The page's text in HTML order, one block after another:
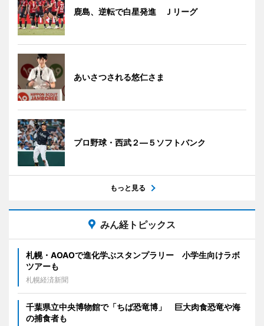
鹿島、逆転で白星発進 Ｊリーグ
あいさつされる悠仁さま
プロ野球・西武２―５ソフトバンク
もっと見る
みん経トピックス
札幌・AOAOで進化学ぶスタンプラリー 小学生向けラボ
ツアーも
札幌経済新聞
千葉県立中央博物館で「ちば恐竜博」 巨大肉食恐竜や海
の捕食者も